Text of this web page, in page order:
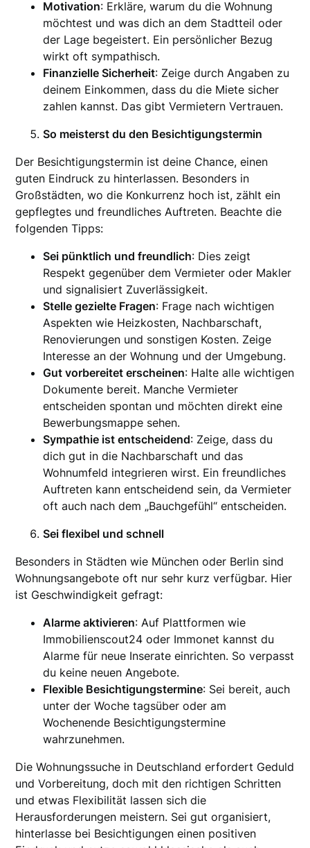
Motivation: Erkläre, warum du die Wohnung
möchtest und was dich an dem Stadtteil oder
der Lage begeistert. Ein persönlicher Bezug
wirkt oft sympathisch.
Finanzielle Sicherheit: Zeige durch Angaben zu
deinem Einkommen, dass du die Miete sicher
zahlen kannst. Das gibt Vermietern Vertrauen.
So meisterst du den Besichtigungstermin
Der Besichtigungstermin ist deine Chance, einen
guten Eindruck zu hinterlassen. Besonders in
Großstädten, wo die Konkurrenz hoch ist, zählt ein
gepflegtes und freundliches Auftreten. Beachte die
folgenden Tipps:
Sei pünktlich und freundlich: Dies zeigt
Respekt gegenüber dem Vermieter oder Makler
und signalisiert Zuverlässigkeit.
Stelle gezielte Fragen: Frage nach wichtigen
Aspekten wie Heizkosten, Nachbarschaft,
Renovierungen und sonstigen Kosten. Zeige
Interesse an der Wohnung und der Umgebung.
Gut vorbereitet erscheinen: Halte alle wichtigen
Dokumente bereit. Manche Vermieter
entscheiden spontan und möchten direkt eine
Bewerbungsmappe sehen.
Sympathie ist entscheidend: Zeige, dass du
dich gut in die Nachbarschaft und das
Wohnumfeld integrieren wirst. Ein freundliches
Auftreten kann entscheidend sein, da Vermieter
oft auch nach dem „Bauchgefühl“ entscheiden.
Sei flexibel und schnell
Besonders in Städten wie München oder Berlin sind
Wohnungsangebote oft nur sehr kurz verfügbar. Hier
ist Geschwindigkeit gefragt:
Alarme aktivieren: Auf Plattformen wie
Immobilienscout24 oder Immonet kannst du
Alarme für neue Inserate einrichten. So verpasst
du keine neuen Angebote.
Flexible Besichtigungstermine: Sei bereit, auch
unter der Woche tagsüber oder am
Wochenende Besichtigungstermine
wahrzunehmen.
Die Wohnungssuche in Deutschland erfordert Geduld
und Vorbereitung, doch mit den richtigen Schritten
und etwas Flexibilität lassen sich die
Herausforderungen meistern. Sei gut organisiert,
hinterlasse bei Besichtigungen einen positiven